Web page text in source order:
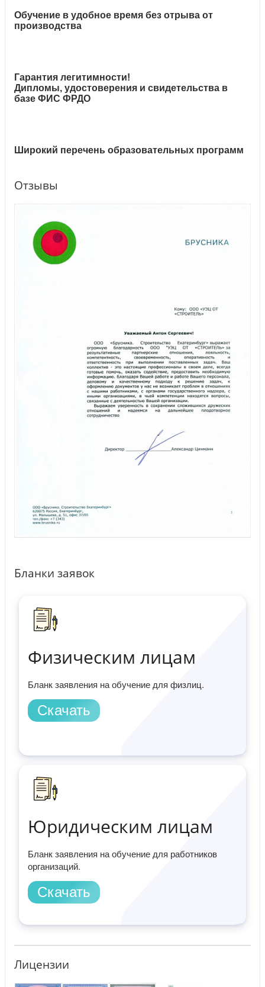
Обучение в удобное время без отрыва от
производства
Гарантия легитимности!
Дипломы, удостоверения и свидетельства в
базе ФИС ФРДО
Широкий перечень образовательных программ
Отзывы
Бланки заявок
Физическим лицам
Бланк заявления на обучение для физлиц.
Скачать
Юридическим лицам
Бланк заявления на обучение для работников
организаций.
Скачать
Лицензии